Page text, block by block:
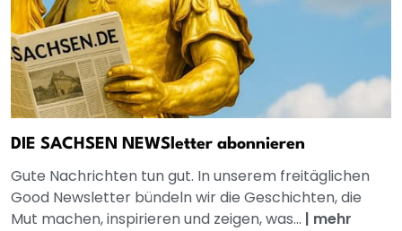
DIE SACHSEN NEWSletter abonnieren
Gute Nachrichten tun gut. In unserem freitäglichen
Good Newsletter bündeln wir die Geschichten, die
Mut machen, inspirieren und zeigen, was... | mehr